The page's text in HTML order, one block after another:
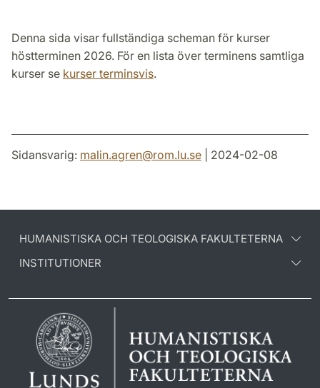
Denna sida visar fullständiga scheman för kurser
höstterminen 2026. För en lista över terminens samtliga
kurser se kurser terminsvis.
Sidansvarig: malin.agren@rom.lu.se | 2024-02-08
HUMANISTISKA OCH TEOLOGISKA FAKULTETERNA
INSTITUTIONER